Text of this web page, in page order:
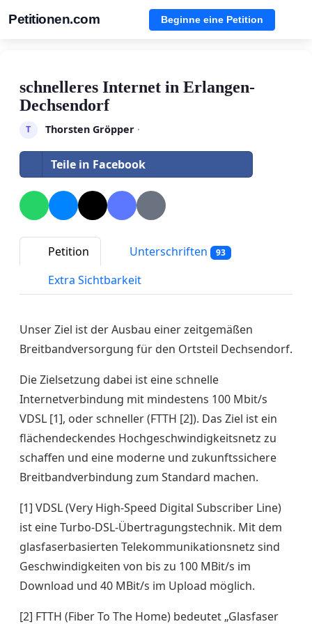
Petitionen.com Beginne eine Petition
schnelleres Internet in Erlangen-
Dechsendorf
T Thorsten Gröpper·
Teile in Facebook
Petition Unterschriften 93
Extra Sichtbarkeit
Unser Ziel ist der Ausbau einer zeitgemäßen
Breitbandversorgung für den Ortsteil Dechsendorf.
Die Zielsetzung dabei ist eine schnelle
Internetverbindung mit mindestens 100 Mbit/s
VDSL [1], oder schneller (FTTH [2]). Das Ziel ist ein
flächendeckendes Hochgeschwindigkeitsnetz zu
schaffen und eine moderne und zukunftssichere
Breitbandverbindung zum Standard machen.
[1] VDSL (Very High-Speed Digital Subscriber Line)
ist eine Turbo-DSL-Übertragungstechnik. Mit dem
glasfaserbasierten Telekommunikationsnetz sind
Geschwindigkeiten von bis zu 100 MBit/s im
Download und 40 MBit/s im Upload möglich.
[2] FTTH (Fiber To The Home) bedeutet „Glasfaser